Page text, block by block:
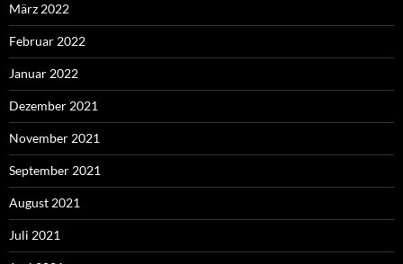
März 2022
Februar 2022
Januar 2022
Dezember 2021
November 2021
September 2021
August 2021
Juli 2021